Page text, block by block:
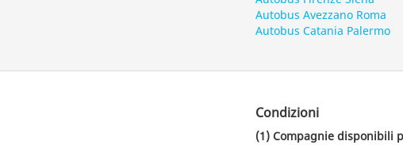
Autobus Avezzano Roma
Autobus Catania Palermo
Condizioni
(1) Compagnie disponibili